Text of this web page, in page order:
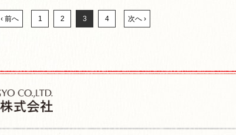
‹ 前へ 1 2 3 4 次へ ›